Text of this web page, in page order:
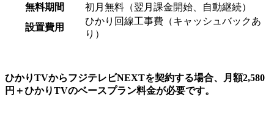
無料期間
初月無料（翌月課金開始、自動継続）
設置費用
ひかり回線工事費（キャッシュバックあ
り）
ひかりTVからフジテレビNEXTを契約する場合、月額2,580
円＋ひかりTVのベースプラン料金が必要です。